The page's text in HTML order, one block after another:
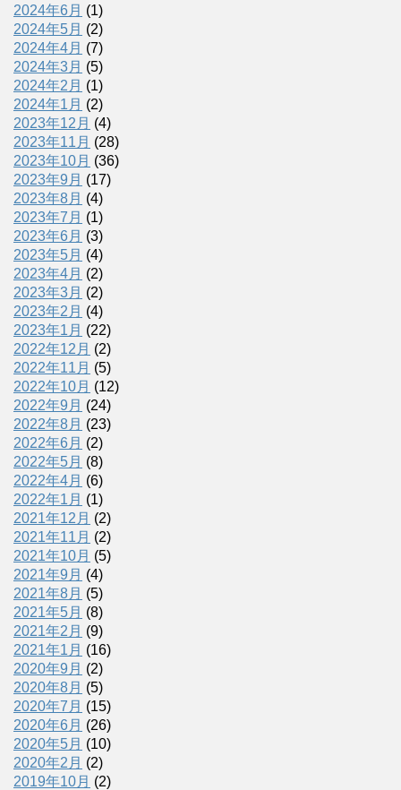
2024年6月 (1)
2024年5月 (2)
2024年4月 (7)
2024年3月 (5)
2024年2月 (1)
2024年1月 (2)
2023年12月 (4)
2023年11月 (28)
2023年10月 (36)
2023年9月 (17)
2023年8月 (4)
2023年7月 (1)
2023年6月 (3)
2023年5月 (4)
2023年4月 (2)
2023年3月 (2)
2023年2月 (4)
2023年1月 (22)
2022年12月 (2)
2022年11月 (5)
2022年10月 (12)
2022年9月 (24)
2022年8月 (23)
2022年6月 (2)
2022年5月 (8)
2022年4月 (6)
2022年1月 (1)
2021年12月 (2)
2021年11月 (2)
2021年10月 (5)
2021年9月 (4)
2021年8月 (5)
2021年5月 (8)
2021年2月 (9)
2021年1月 (16)
2020年9月 (2)
2020年8月 (5)
2020年7月 (15)
2020年6月 (26)
2020年5月 (10)
2020年2月 (2)
2019年10月 (2)